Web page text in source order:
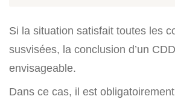
Si la situation satisfait toutes les
susvisées, la conclusion d’un
envisageable.
Dans ce cas, il est